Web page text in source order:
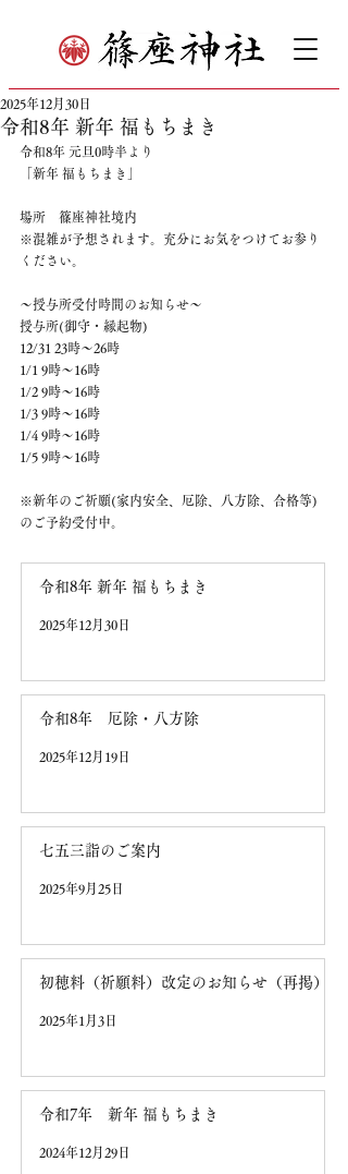
令和8年 新年 福もちまき
2025年12月30日
令和8年 元旦0時半より
「新年 福もちまき」
場所　篠座神社境内
※混雑が予想されます。充分にお気をつけてお参り
ください。
〜授与所受付時間のお知らせ〜
授与所(御守・縁起物)
12/31 23時〜26時
1/1 9時〜16時
1/2 9時〜16時
1/3 9時〜16時
1/4 9時〜16時
1/5 9時〜16時
※新年のご祈願(家内安全、厄除、八方除、合格等)
のご予約受付中。
令和8年 新年 福もちまき
2025年12月30日
令和8年 厄除・八方除
2025年12月19日
七五三詣のご案内
2025年9月25日
初穂料（祈願料）改定のお知らせ（再掲）
2025年1月3日
令和7年 新年 福もちまき
2024年12月29日